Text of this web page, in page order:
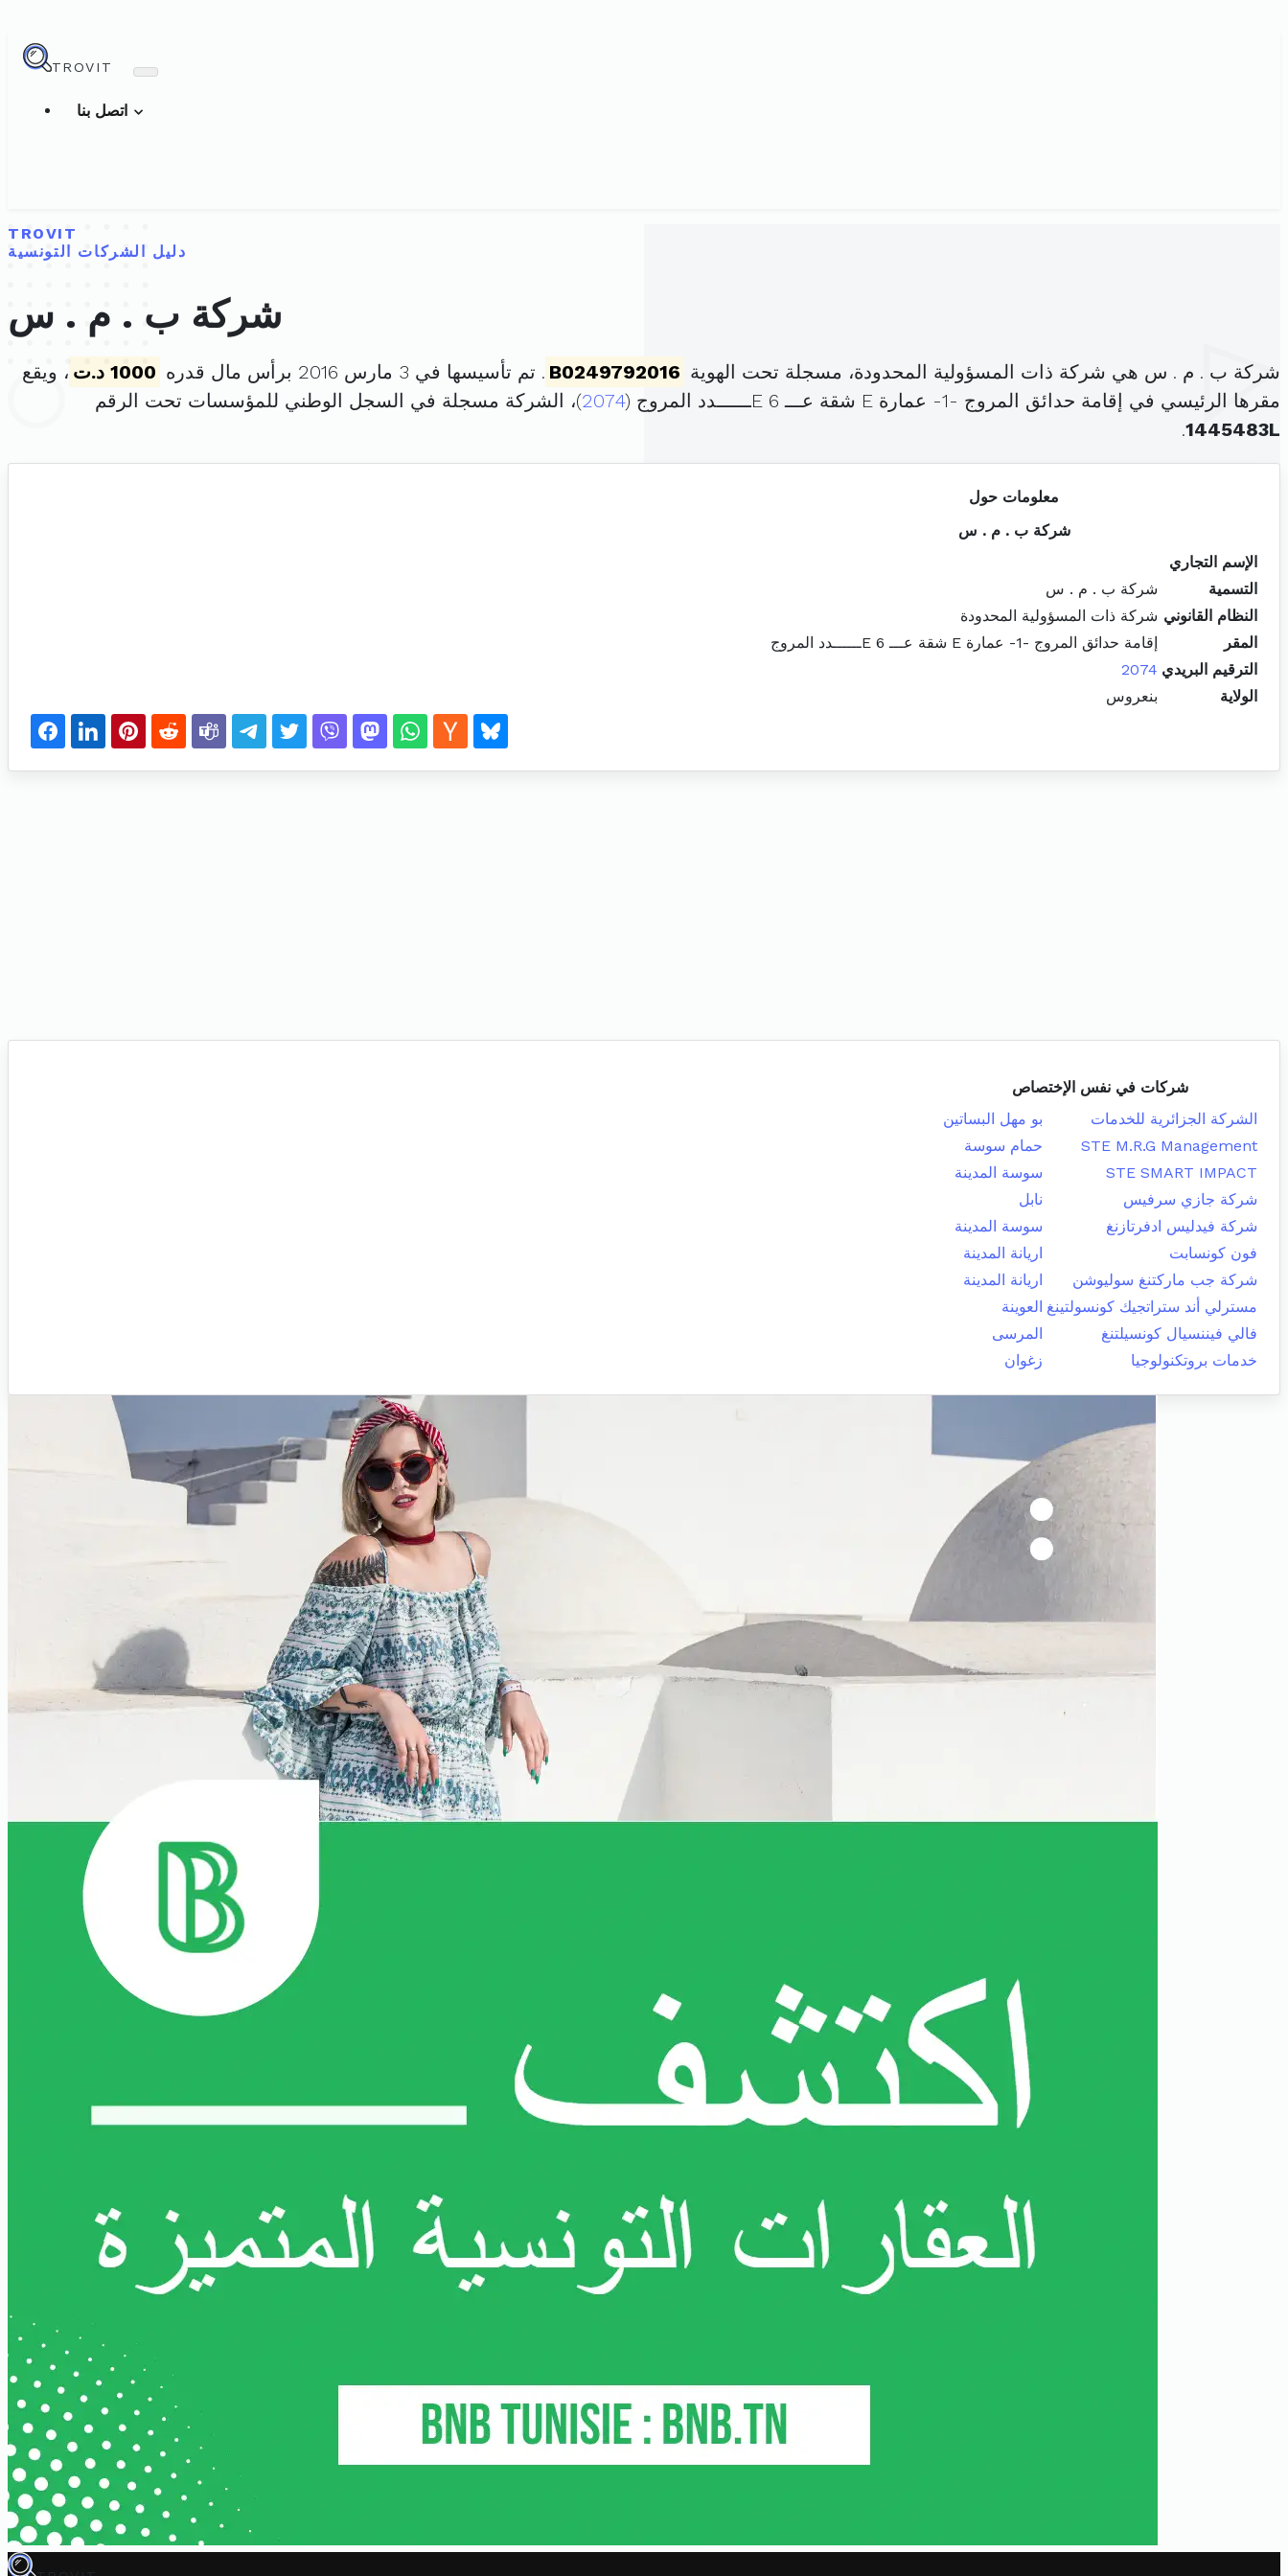
TROVIT
TROVIT
دليل الشركات التونسية
شركة ب . م . س
شركة ب . م . س هي شركة ذات المسؤولية المحدودة، مسجلة تحت الهوية B0249792016 . تم تأسيسها في 3 مارس 2016 برأس مال قدره 1000 د.ت
، ويقع
مقرها الرئيسي في إقامة حدائق المروج -1- عمارة E شقة عـــ 6 Eــــــدد المروج (
2074)، الشركة مسجلة في السجل الوطني للمؤسسات تحت الرقم
1445483L
.
معلومات حول
شركة ب . م . س
الإسم التجاري
التسمية
شركة ب . م . س
النظام القانوني شركة ذات المسؤولية المحدودة
المقر
إقامة حدائق المروج -1- عمارة E شقة عـــ 6 Eــــــدد المروج
الترقيم البريدي 2074
الولاية
بنعروس
شركات في نفس الإختصاص
الشركة الجزائرية للخدمات
بو مهل البساتين
STE M.R.G Management
حمام سوسة
STE SMART IMPACT
سوسة المدينة
شركة جازي سرفيس
نابل
شركة فيدليس ادفرتازنغ
سوسة المدينة
فون كونسابت
اريانة المدينة
شركة جب ماركتنغ سوليوشن
اريانة المدينة
مسترلي أند ستراتجيك كونسولتينغ العوينة
فالي فيننسيال كونسيلتنغ
المرسى
خدمات بروتكنولوجيا
زغوان